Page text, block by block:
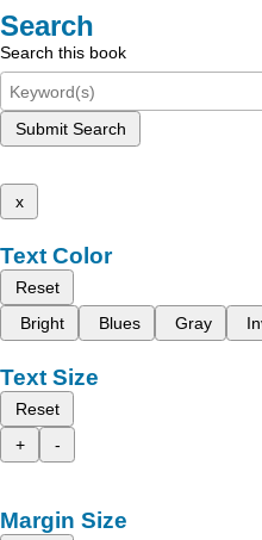
Search
Search this book
Submit Search
x
Text Color
Reset
Bright
Blues Gray
Text Size
Reset
+
-
Margin Size